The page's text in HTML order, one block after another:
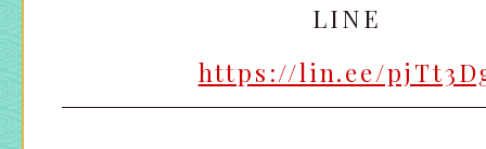
LINE
https://lin.ee/